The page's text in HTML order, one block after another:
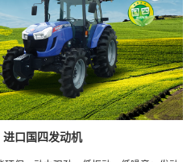
进口国四发动机